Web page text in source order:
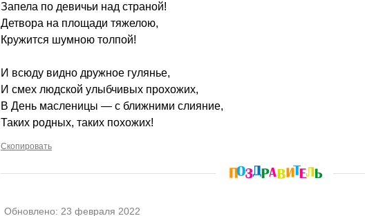
Запела по девичьи над страной!
Детвора на площади тяжелою,
Кружится шумною толпой!
И всюду видно дружное гулянье,
И смех людской улыбчивых прохожих,
В День масленицы — с ближними слияние,
Таких родных, таких похожих!
Скопировать
Обновлено: 23 февраля 2022